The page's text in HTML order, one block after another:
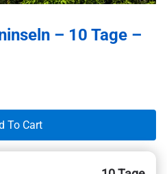
– 10 Tage –
To Cart